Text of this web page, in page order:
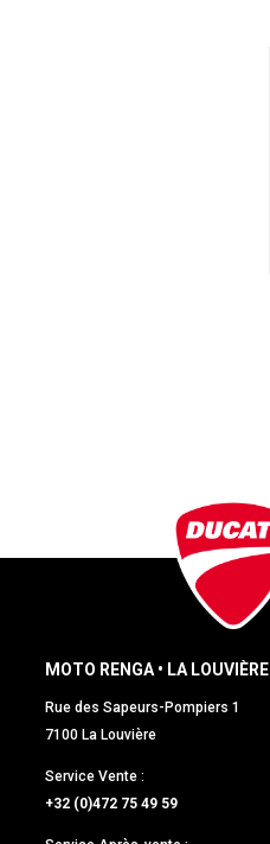
MOTO RENGA • LA LOUVIÈRE
Rue des Sapeurs-Pompiers 1
7100 La Louvière
Service Vente :
+32 (0)472 75 49 59